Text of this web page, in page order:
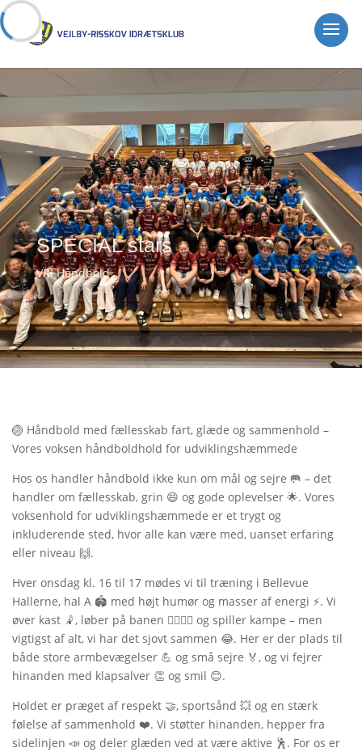
SPECIAL stars
VRI Håndbold
🏐 Håndbold med fællesskab fart, glæde og sammenhold –
Vores voksen håndboldhold for udviklingshæmmede
Hos os handler håndbold ikke kun om mål og sejre 🥅 – det
handler om fællesskab, grin 😄 og gode oplevelser 🌟. Vores
voksenhold for udviklingshæmmede er et trygt og
inkluderende sted, hvor alle kan være med, uanset erfaring
eller niveau 🙌.
Hver onsdag kl. 16 til 17 mødes vi til træning i Bellevue
Hallerne, hal A 🏟️ med højt humør og masser af energi ⚡. Vi
øver kast 🤾, løber på banen 🏃‍♂️🏃‍♀️ og spiller kampe – men
vigtigst af alt, vi har det sjovt sammen 😂. Her er der plads til
både store armbevægelser 💪 og små sejre 🏅, og vi fejrer
hinanden med klapsalver 👏 og smil 😊.
Holdet er præget af respekt 🤝, sportsånd 💥 og en stærk
følelse af sammenhold ❤️️. Vi støtter hinanden, hepper fra
sidelinjen 📣 og deler glæden ved at være aktive 🕺. For os er